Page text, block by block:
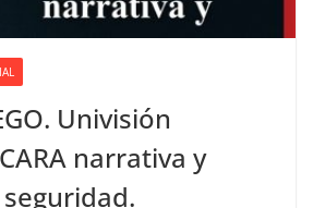
Univisión
narrativa y